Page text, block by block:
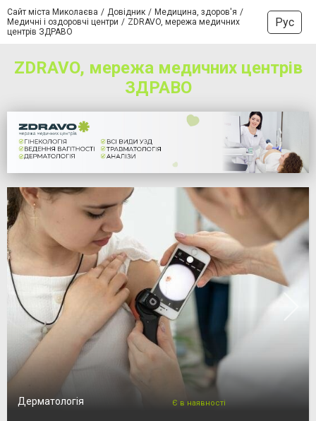
Сайт міста Миколаєва Довідник
Медицина, здоров'я
Медичні і оздоровчі центри
ZDRAVO, мережа медичних
центрів ЗДРАВО
Рус
ZDRAVO, мережа медичних центрів
ЗДРАВО
Дерматологія Є в наявності